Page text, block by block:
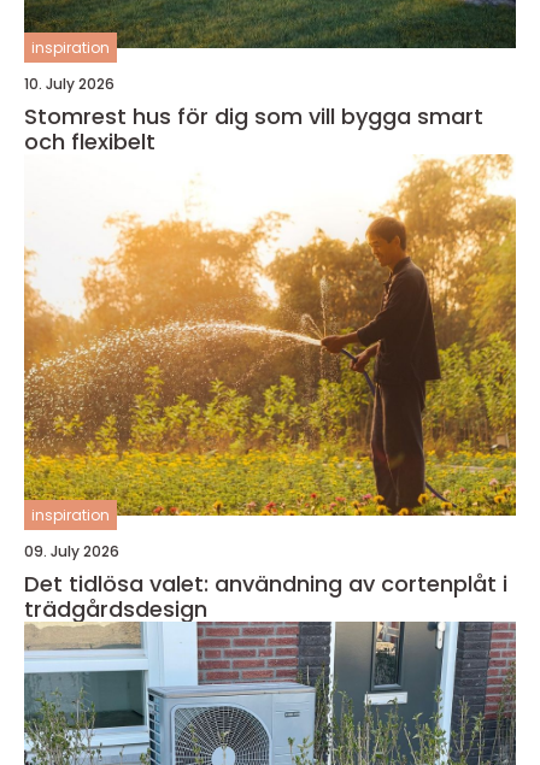
inspiration
10. July 2026
Stomrest hus för dig som vill bygga smart
och flexibelt
inspiration
09. July 2026
Det tidlösa valet: användning av cortenplåt i
trädgårdsdesign